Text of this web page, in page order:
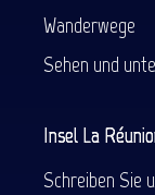
Wanderwege
Sehen und
Insel La
Schreiben Sie